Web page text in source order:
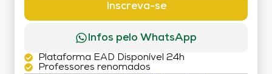
Inscreva-se
Infos pelo WhatsApp
Plataforma EAD Disponível 24h
Professores renomados